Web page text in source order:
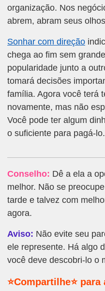
organização. Nos
abrem, abram seus
Sonhar com direção
chega ao fim sem
popularidade junto a
tomará decisões
família. Agora você terá
novamente, mas não
Você pode ter algum
o suficiente para pagá-lo.
Conselho: Dê a ela a
melhor. Não se
tarde e talvez com
agora.
Aviso: Não evite seu
ele represente. Há algo
você deve descobri-lo o
⭐Compartilhe⭐